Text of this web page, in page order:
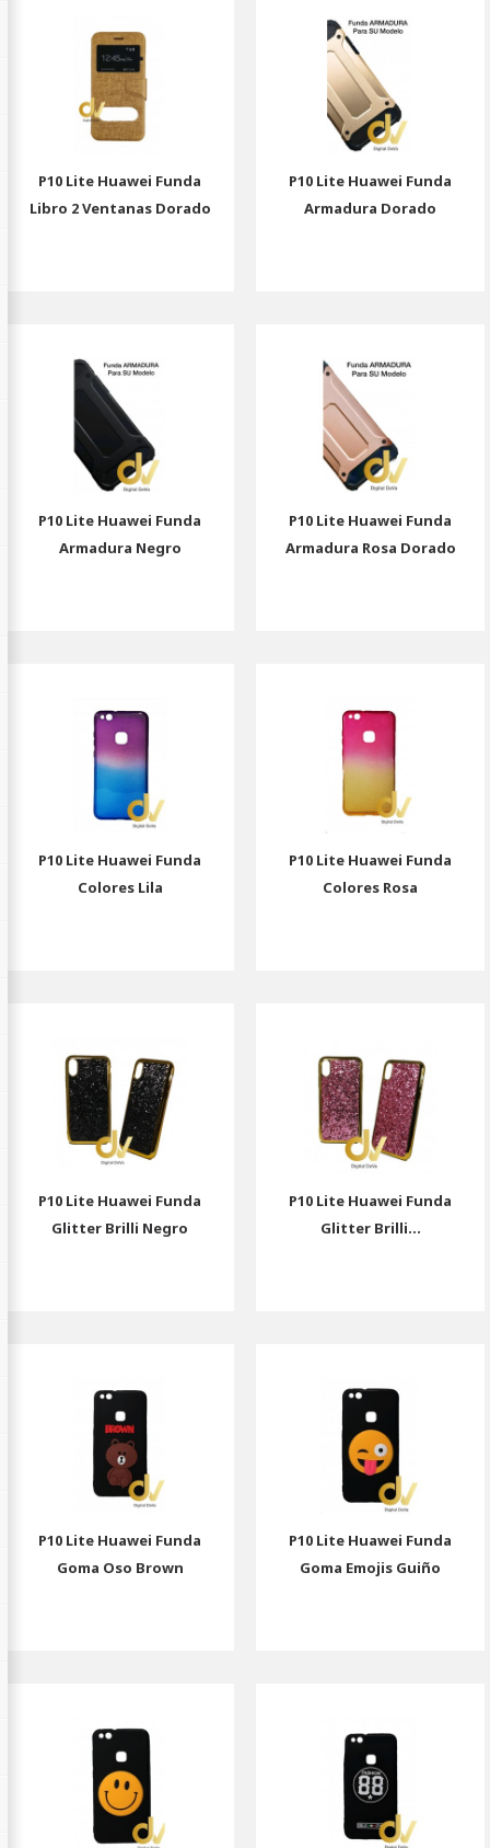
P10 Lite Huawei Funda
Libro 2 Ventanas Dorado
P10 Lite Huawei Funda
Armadura Dorado
P10 Lite Huawei Funda
Armadura Negro
P10 Lite Huawei Funda
Armadura Rosa Dorado
P10 Lite Huawei Funda
Colores Lila
P10 Lite Huawei Funda
Colores Rosa
P10 Lite Huawei Funda
Glitter Brilli Negro
P10 Lite Huawei Funda
Glitter Brilli...
P10 Lite Huawei Funda
Goma Oso Brown
P10 Lite Huawei Funda
Goma Emojis Guiño